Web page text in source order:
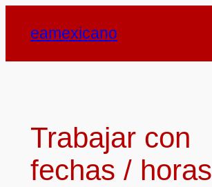
eamexicano
Trabajar con
fechas / horas